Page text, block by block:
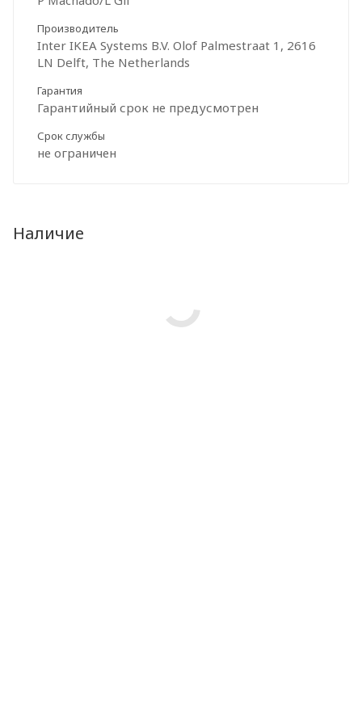
Производитель
Inter IKEA Systems B.V. Olof Palmestraat 1, 2616
LN Delft, The Netherlands
Гарантия
Гарантийный срок не предусмотрен
Срок службы
не ограничен
Наличие